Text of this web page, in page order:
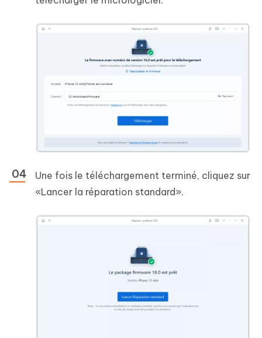
Une fois le téléchargement terminé, cliquez sur
«Lancer la réparation standard».